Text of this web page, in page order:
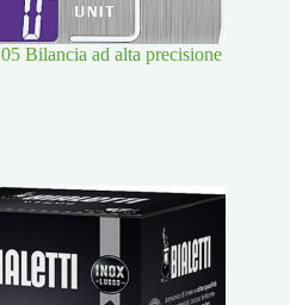
Bilancia ad alta precisione